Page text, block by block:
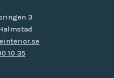
3
10 35